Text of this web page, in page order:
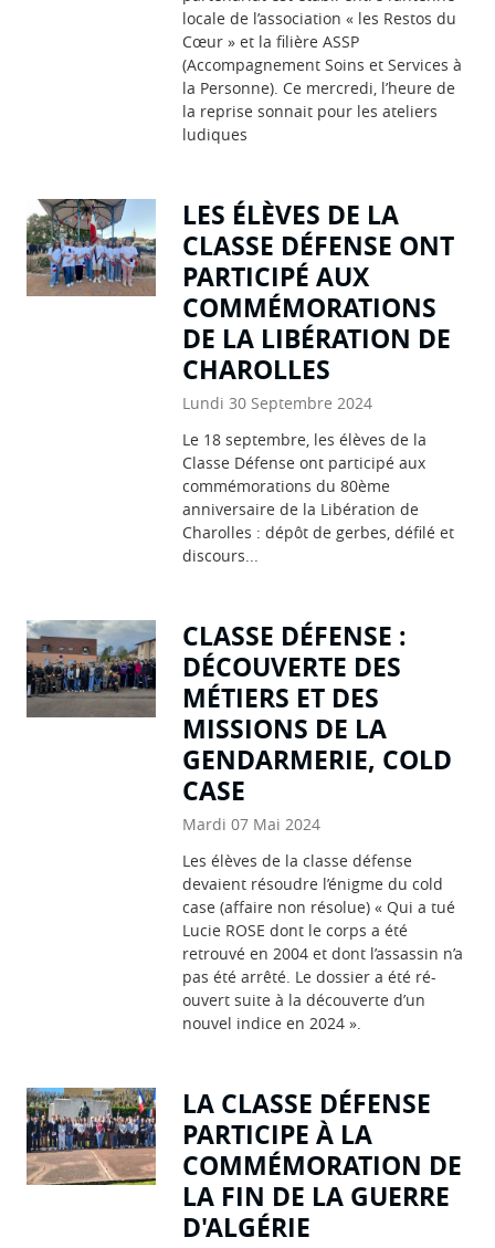
locale de l’association « les Restos du
Cœur » et la filière ASSP
(Accompagnement Soins et Services à
la Personne). Ce mercredi, l’heure de
la reprise sonnait pour les ateliers
ludiques
LES ÉLÈVES DE LA
CLASSE DÉFENSE ONT
PARTICIPÉ AUX
COMMÉMORATIONS
DE LA LIBÉRATION DE
CHAROLLES
Lundi 30 Septembre 2024
Le 18 septembre, les élèves de la
Classe Défense ont participé aux
commémorations du 80ème
anniversaire de la Libération de
Charolles : dépôt de gerbes, défilé et
discours...
CLASSE DÉFENSE :
DÉCOUVERTE DES
MÉTIERS ET DES
MISSIONS DE LA
GENDARMERIE, COLD
CASE
Mardi 07 Mai 2024
Les élèves de la classe défense
devaient résoudre l’énigme du cold
case (affaire non résolue) « Qui a tué
Lucie ROSE dont le corps a été
retrouvé en 2004 et dont l’assassin n’a
pas été arrêté. Le dossier a été ré-
ouvert suite à la découverte d’un
nouvel indice en 2024 ».
LA CLASSE DÉFENSE
PARTICIPE À LA
COMMÉMORATION DE
LA FIN DE LA GUERRE
D'ALGÉRIE